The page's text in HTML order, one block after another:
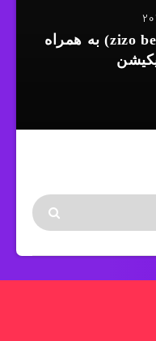
ورود به سایت زیزو بت (zizo bet) به همراه